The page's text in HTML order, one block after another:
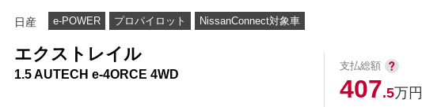
プロパイロット パーキング e-4ORCE
日産 e-POWER プロパイロット NissanConnect対象車
エクストレイル
1.5 AUTECH e-4ORCE 4WD
支払総額
407.5万円